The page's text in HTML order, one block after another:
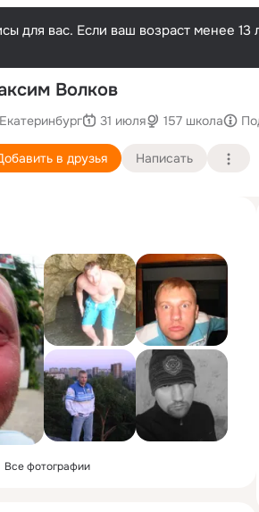
для вас. Если ваш возраст менее
Волков
Екатеринбург 31 июля 157 школа
в друзья Написать
Все фотографии